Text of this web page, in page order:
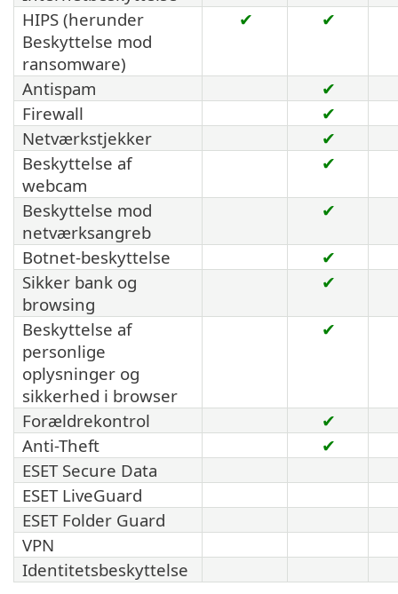
HIPS (herunder
Beskyttelse mod
ransomware)
✔ ✔
Antispam
✔
Firewall
✔
Netværkstjekker
✔
Beskyttelse af
webcam
✔
Beskyttelse mod
netværksangreb
✔
Botnet-beskyttelse
✔
Sikker bank og
browsing
✔
Beskyttelse af
personlige
oplysninger og
sikkerhed i browser
✔
Forældrekontrol
✔
Anti-Theft
✔
ESET Secure Data
ESET LiveGuard
ESET Folder Guard
VPN
Identitetsbeskyttelse